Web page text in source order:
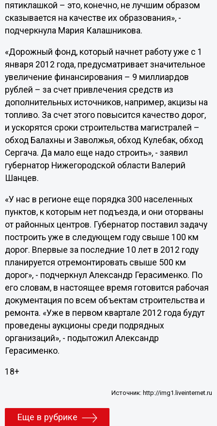
пятиклашкой – это, конечно, не лучшим образом
сказывается на качестве их образования», -
подчеркнула Мария Калашникова.
«Дорожный фонд, который начнет работу уже с 1
января 2012 года, предусматривает значительное
увеличение финансирования – 9 миллиардов
рублей – за счет привлечения средств из
дополнительных источников, например, акцизы на
топливо. За счет этого повысится качество дорог,
и ускорятся сроки строительства магистралей –
обход Балахны и Заволжья, обход Кулебак, обход
Сергача. Да мало еще надо строить», - заявил
губернатор Нижегородской области Валерий
Шанцев.
«У нас в регионе еще порядка 300 населенных
пунктов, к которым нет подъезда, и они оторваны
от районных центров. Губернатор поставил задачу
построить уже в следующем году свыше 100 км
дорог. Впервые за последние 10 лет в 2012 году
планируется отремонтировать свыше 500 км
дорог», - подчеркнул Александр Герасименко. По
его словам, в настоящее время готовится рабочая
документация по всем объектам строительства и
ремонта. «Уже в первом квартале 2012 года будут
проведены аукционы среди подрядных
организаций», - подытожил Александр
Герасименко.
18+
Источник: http://img1.liveinternet.ru
Еще в рубрике